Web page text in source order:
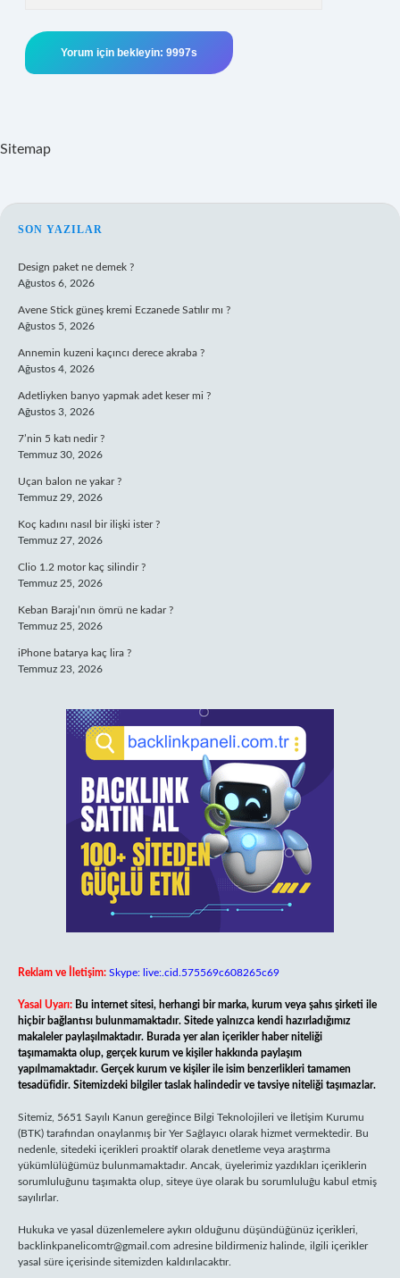
Sitemap
SIDEBAR
SON YAZILAR
Design paket ne demek ?
Ağustos 6, 2026
Avene Stick güneş kremi Eczanede Satılır mı ?
Ağustos 5, 2026
Annemin kuzeni kaçıncı derece akraba ?
Ağustos 4, 2026
Adetliyken banyo yapmak adet keser mi ?
Ağustos 3, 2026
7’nin 5 katı nedir ?
Temmuz 30, 2026
Uçan balon ne yakar ?
Temmuz 29, 2026
Koç kadını nasıl bir ilişki ister ?
Temmuz 27, 2026
Clio 1.2 motor kaç silindir ?
Temmuz 25, 2026
Keban Barajı’nın ömrü ne kadar ?
Temmuz 25, 2026
iPhone batarya kaç lira ?
Temmuz 23, 2026
Reklam ve İletişim: Skype: live:.cid.575569c608265c69
Yasal Uyarı: Bu internet sitesi, herhangi bir marka, kurum veya şahıs şirketi ile
hiçbir bağlantısı bulunmamaktadır. Sitede yalnızca kendi hazırladığımız
makaleler paylaşılmaktadır. Burada yer alan içerikler haber niteliği
taşımamakta olup, gerçek kurum ve kişiler hakkında paylaşım
yapılmamaktadır. Gerçek kurum ve kişiler ile isim benzerlikleri tamamen
tesadüfidir. Sitemizdeki bilgiler taslak halindedir ve tavsiye niteliği taşımazlar.
Sitemiz, 5651 Sayılı Kanun gereğince Bilgi Teknolojileri ve İletişim Kurumu
(BTK) tarafından onaylanmış bir Yer Sağlayıcı olarak hizmet vermektedir. Bu
nedenle, sitedeki içerikleri proaktif olarak denetleme veya araştırma
yükümlülüğümüz bulunmamaktadır. Ancak, üyelerimiz yazdıkları içeriklerin
sorumluluğunu taşımakta olup, siteye üye olarak bu sorumluluğu kabul etmiş
sayılırlar.
Hukuka ve yasal düzenlemelere aykırı olduğunu düşündüğünüz içerikleri,
backlinkpanelicomtr@gmail.com adresine bildirmeniz halinde, ilgili içerikler
yasal süre içerisinde sitemizden kaldırılacaktır.